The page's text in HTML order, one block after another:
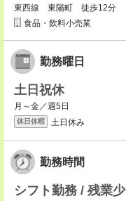
東西線 東陽町 徒歩12分
食品・飲料小売業
勤務曜日
土日祝休
月～金／週5日
休日休暇 土日休み
勤務時間
シフト勤務 / 残業少